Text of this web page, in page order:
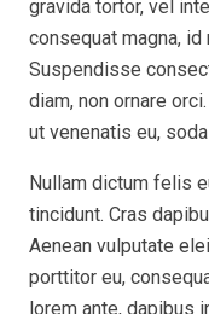
gravida tortor, vel
consequat magna,
Suspendisse
diam, non ornare
ut venenatis eu,
Nullam dictum felis
tincidunt. Cras
Aenean vulputate
porttitor eu,
lorem ante, dapibus